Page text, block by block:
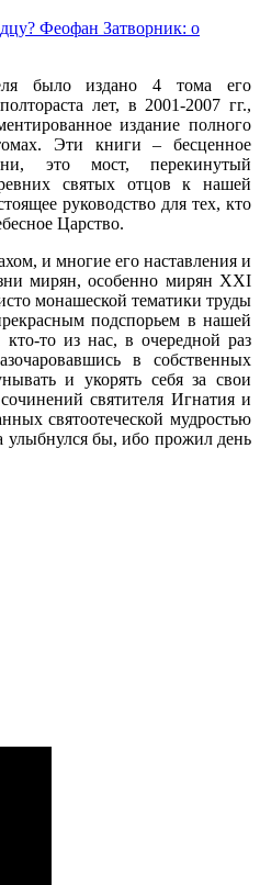
Феофан Затворник: о
было издано 4 тома его
лет, в 2001-2007 гг.,
издание полного
Эти книги – бесценное
это мост, перекинутый
святых отцов к нашей
руководство для тех, кто
Царство.
и многие его наставления и
мирян, особенно мирян XXI
монашеской тематики труды
подспорьем в нашей
то из нас, в очередной раз
в собственных
и укорять себя за свои
святителя Игнатия и
святоотеческой мудростью
улыбнулся бы, ибо прожил день